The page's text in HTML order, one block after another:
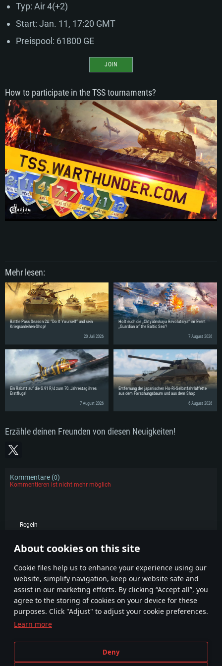
About cookies on this site
Сookie files help us to enhance your experience using our
website, simplify navigation, keep our website safe and
assist in our marketing efforts. By clicking “Accept all”, you
agree to the storing of cookies on your device for these
purposes. Click "Adjust" to adjust your cookie preferences.
Learn more
Deny
Typ: Air 4(+2)
Start: Jan. 11, 17:20 GMT
Preispool: 61800 GE
JOIN
How to participate in the TSS tournaments?
Mehr lesen:
Battle Pass Season 24: “Do It Yourself” und sein
Kriegsanleihen-Shop!
20 Juli 2026
Holt euch die „Oktyabrskaya Revolutsiya“ im Event
„Guardian of the Baltic Sea“!
7 August 2026
Ein Rabatt auf die G.91 R/4 zum 70. Jahrestag ihres
Erstflugs!
7 August 2026
Entfernung der japanischen Ho-Ri-Selbstfahrlaffette
aus dem Forschungsbaum und aus dem Shop
6 August 2026
Erzähle deinen Freunden von diesen Neuigkeiten!
Kommentare (0)
Kommentieren ist nicht mehr möglich
Regeln